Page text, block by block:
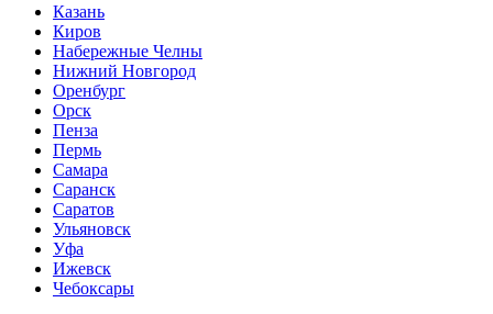
Казань
Киров
Набережные Челны
Нижний Новгород
Оренбург
Орск
Пенза
Пермь
Самара
Саранск
Саратов
Ульяновск
Уфа
Ижевск
Чебоксары